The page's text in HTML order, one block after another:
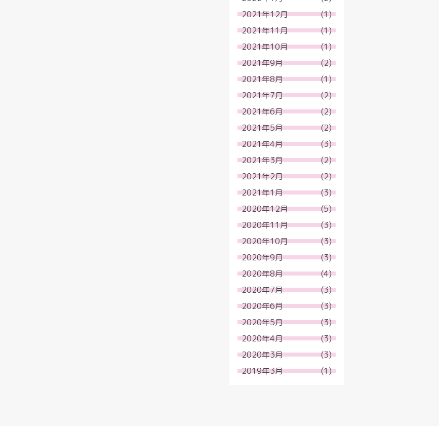
2021年12月
(1)
2021年11月
(1)
2021年10月
(1)
2021年9月
(2)
2021年8月
(1)
2021年7月
(2)
2021年6月
(2)
2021年5月
(2)
2021年4月
(3)
2021年3月
(2)
2021年2月
(2)
2021年1月
(3)
2020年12月
(5)
2020年11月
(3)
2020年10月
(3)
2020年9月
(3)
2020年8月
(4)
2020年7月
(3)
2020年6月
(3)
2020年5月
(3)
2020年4月
(3)
2020年3月
(3)
2019年3月
(1)